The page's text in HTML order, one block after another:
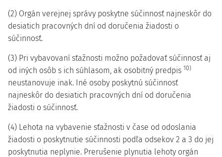
(2) Orgán verejnej správy poskytne súčinnosť najneskôr do
desiatich pracovných dní od doručenia žiadosti o
súčinnosť.
(3) Pri vybavovaní sťažnosti možno požadovať súčinnosť aj
od iných osôb s ich súhlasom, ak osobitný predpis 10)
neustanovuje inak. Iné osoby poskytnú súčinnosť
najneskôr do desiatich pracovných dní od doručenia
žiadosti o súčinnosť.
(4) Lehota na vybavenie sťažnosti v čase od odoslania
žiadosti o poskytnutie súčinnosti podľa odsekov 2 a 3 do jej
poskytnutia neplynie. Prerušenie plynutia lehoty orgán